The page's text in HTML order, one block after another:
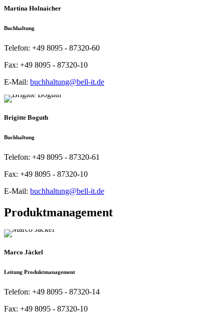
Martina Holnaicher
Buchhaltung
Telefon: +49 8095 - 87320-60
Fax: +49 8095 - 87320-10
E-Mail: buchhaltung@bell-it.de
Brigitte Boguth
Buchhaltung
Telefon: +49 8095 - 87320-61
Fax: +49 8095 - 87320-10
E-Mail: buchhaltung@bell-it.de
Produktmanagement
Marco Jäckel
Leitung Produktmanagement
Telefon: +49 8095 - 87320-14
Fax: +49 8095 - 87320-10